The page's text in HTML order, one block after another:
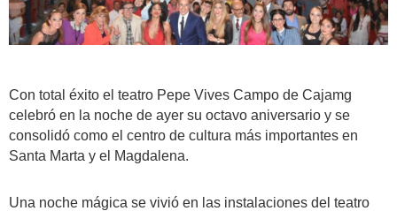
Con total éxito el teatro Pepe Vives Campo de Cajamg
celebró en la noche de ayer su octavo aniversario y se
consolidó como el centro de cultura más importantes en
Santa Marta y el Magdalena.
Una noche mágica se vivió en las instalaciones del teatro